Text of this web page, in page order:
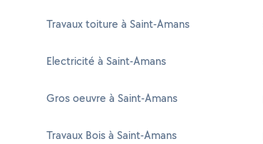
Travaux toiture à Saint-Amans
Electricité à Saint-Amans
Gros oeuvre à Saint-Amans
Travaux Bois à Saint-Amans